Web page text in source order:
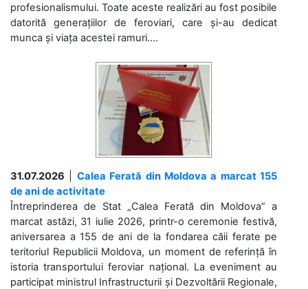
profesionalismului. Toate aceste realizări au fost posibile
datorită generațiilor de feroviari, care și-au dedicat
munca și viața acestei ramuri....
31.07.2026
Calea Ferată din Moldova a marcat 155
de ani de activitate
Întreprinderea de Stat „Calea Ferată din Moldova” a
marcat astăzi, 31 iulie 2026, printr-o ceremonie festivă,
aniversarea a 155 de ani de la fondarea căii ferate pe
teritoriul Republicii Moldova, un moment de referință în
istoria transportului feroviar național. La eveniment au
participat ministrul Infrastructurii și Dezvoltării Regionale,